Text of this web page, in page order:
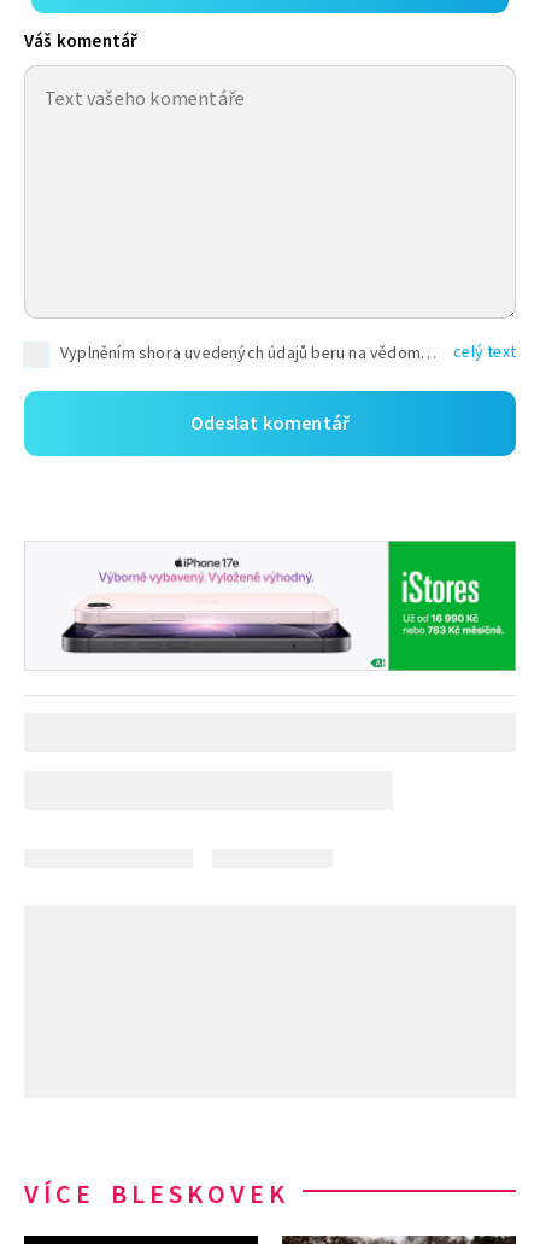
Váš komentář
Vyplněním shora uvedených údajů beru na vědomí, že společnost TEXT FACTORY s.r.o., sídlem Brno, Durďákova 336/29, Černá Pole, PSČ: 613 00, IČ: 06157831, zapsané u Krajského soudu v Brně, oddíl C, vložka 100399, bude zpracovávat mé osobní údaje uvedené v rámci mnou vyplněného registračního formuláře na základě oprávněných zájmů TEXT FACTORY s.r.o. dle čl. 6 odst. 1 písm. f) GDPR a pro splnění právních povinností (čl. 6 odst. 1 písm. c) GDPR), a to pro tyto účely: nezbytnost zajistit oprávnění návštěvníka webových stránek provozovaných společností TEXT FACTORY s.r.o. přispívat aktivně ke zveřejněným článkům nebo v rámci diskusních fór a výkon práv TEXT FACTORY s.r.o. jako administrátora těchto diskusních fór. Více informací o zpracování osobních údajů a právech lze nalézt v celý text
VÍCE BLESKOVEK